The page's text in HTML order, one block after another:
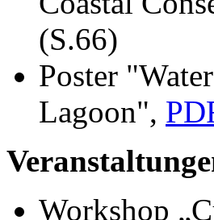
(S.66)
Poster
Lagoon",
Workshop